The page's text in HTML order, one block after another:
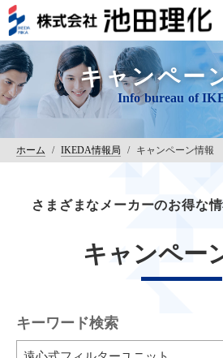
キャンペー
ホーム / IKEDA情報局 / キャンペーン情報
さまざまなメーカーのお得な
キャンペー
キーワード検索